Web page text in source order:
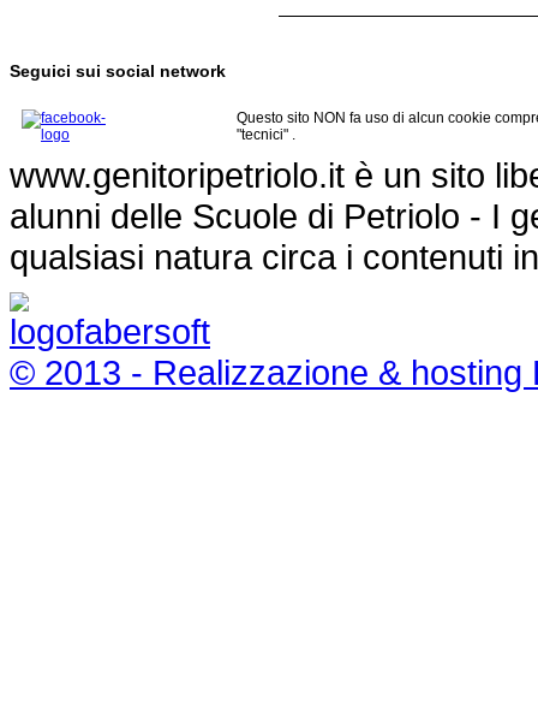
Seguici sui social network
Questo sito NON fa uso di alcun cookie
"tecnici" .
www.genitoripetriolo.it è un sito
alunni delle Scuole di Petriolo - I
qualsiasi natura circa i contenuti
© 2013 - Realizzazione & hosting